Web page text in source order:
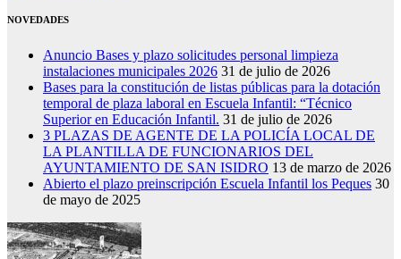
NOVEDADES
Anuncio Bases y plazo solicitudes personal limpieza
instalaciones municipales 2026 31 de julio de 2026
Bases para la constitución de listas públicas para la dotación
temporal de plaza laboral en Escuela Infantil: “Técnico
Superior en Educación Infantil. 31 de julio de 2026
3 PLAZAS DE AGENTE DE LA POLICÍA LOCAL DE
LA PLANTILLA DE FUNCIONARIOS DEL
AYUNTAMIENTO DE SAN ISIDRO 13 de marzo de 2026
Abierto el plazo preinscripción Escuela Infantil los Peques 30
de mayo de 2025